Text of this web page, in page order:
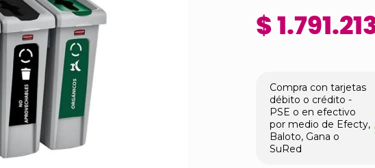
$
Compra con tarjetas
débito o crédito -
PSE o en efectivo
por medio de Efecty,
Baloto, Gana o
SuRed